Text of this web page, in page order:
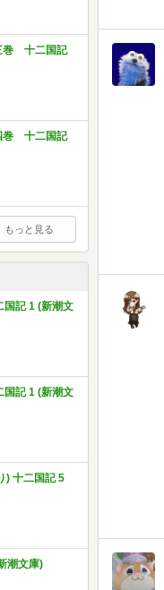
巻 十二国記
巻 十二国記
もっと見る
国記 1 (新潮文
国記 1 (新潮文
) 十二国記 5
潮文庫)